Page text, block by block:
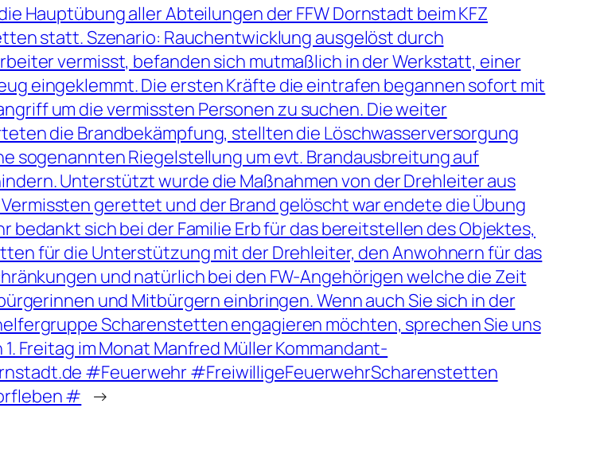
Hauptübung aller Abteilungen der FFW Dornstadt beim KFZ
statt. Szenario: Rauchentwicklung ausgelöst durch
vermisst, befanden sich mutmaßlich in der Werkstatt, einer
eingeklemmt. Die ersten Kräfte die eintrafen begannen sofort mit
um die vermissten Personen zu suchen. Die weiter
die Brandbekämpfung, stellten die Löschwasserversorgung
sogenannten Riegelstellung um evt. Brandausbreitung auf
Unterstützt wurde die Maßnahmen von der Drehleiter aus
gerettet und der Brand gelöscht war endete die Übung
bedankt sich bei der Familie Erb für das bereitstellen des Objektes,
für die Unterstützung mit der Drehleiter, den Anwohnern für das
und natürlich bei den FW-Angehörigen welche die Zeit
und Mitbürgern einbringen. Wenn auch Sie sich in der
Scharenstetten engagieren möchten, sprechen Sie uns
Freitag im Monat Manfred Müller Kommandant-
#Feuerwehr #FreiwilligeFeuerwehrScharenstetten
# →